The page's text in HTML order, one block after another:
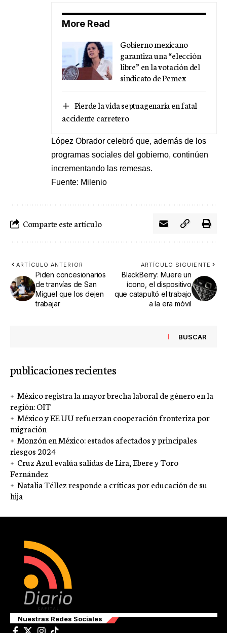
More Read
Gobierno mexicano
garantiza una “elección
libre” en la votación del
sindicato de Pemex
Pierde la vida septuagenaria en fatal
accidente carretero
López Obrador celebró que, además de los
programas sociales del gobierno, continúen
incrementando las remesas.
Fuente: Milenio
Comparte este artículo
ARTÍCULO ANTERIOR
Piden concesionarios
de tranvías de San
Miguel que los dejen
trabajar
ARTÍCULO SIGUIENTE
BlackBerry: Muere un
ícono, el dispositivo
que catapultó el trabajo
a la era móvil
BUSCAR
publicaciones recientes
México registra la mayor brecha laboral de género en la
región: OIT
México y EE UU refuerzan cooperación fronteriza por
migración
Monzón en México: estados afectados y principales
riesgos 2024
Cruz Azul evalúa salidas de Lira, Ebere y Toro
Fernández
Natalia Téllez responde a críticas por educación de su
hija
Nuestras Redes Sociales